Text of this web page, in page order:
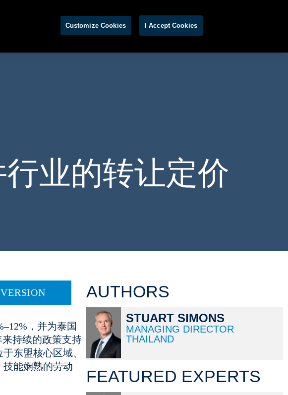
业的转让定价
，并为泰国
持续的政策支持
东盟核心区域、
能娴熟的劳动
AUTHORS
STUART SIMONS
MANAGING DIRECTOR
THAILAND
FEATURED EXPERTS
Customize Cookies I Accept Cookies